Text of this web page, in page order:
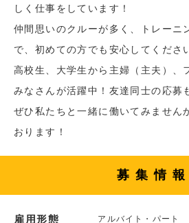
しく仕事をしています！
仲間思いのクルーが多く、トレーニ
で、初めての方でも安心してくださ
高校生、大学生から主婦（主夫）、
みなさんが活躍中！友達同士の応募
ぜひ私たちと一緒に働いてみません
おります！
募集情報
雇用形態 アルバイト・パート